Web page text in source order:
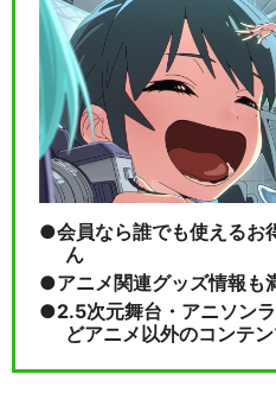
会員なら誰でも使えるお
ん
アニメ関連グッズ情報も
2.5次元舞台・アニソン
どアニメ以外のコンテ